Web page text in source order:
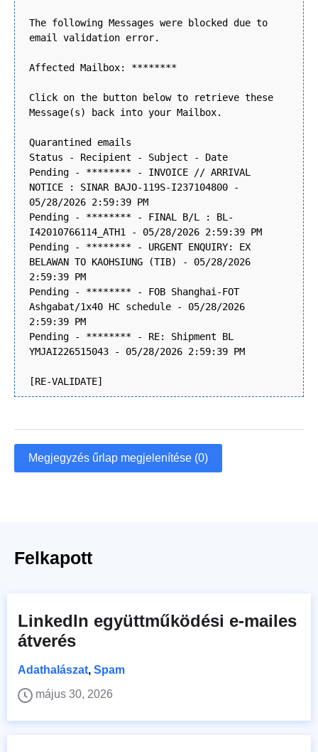
The following Messages were blocked due to
email validation error.
Affected Mailbox: ********
Click on the button below to retrieve these
Message(s) back into your Mailbox.
Quarantined emails
Status - Recipient - Subject - Date
Pending - ******** - INVOICE // ARRIVAL
NOTICE : SINAR BAJO-119S-I237104800 -
05/28/2026 2:59:39 PM
Pending - ******** - FINAL B/L : BL-
I42010766114_ATH1 - 05/28/2026 2:59:39 PM
Pending - ******** - URGENT ENQUIRY: EX
BELAWAN TO KAOHSIUNG (TIB) - 05/28/2026
2:59:39 PM
Pending - ******** - FOB Shanghai-FOT
Ashgabat/1x40 HC schedule - 05/28/2026
2:59:39 PM
Pending - ******** - RE: Shipment BL
YMJAI226515043 - 05/28/2026 2:59:39 PM
[RE-VALIDATE]
Megjegyzés űrlap megjelenítése (0)
Felkapott
LinkedIn együttműködési e-mailes
átverés
Adathalászat, Spam
május 30, 2026